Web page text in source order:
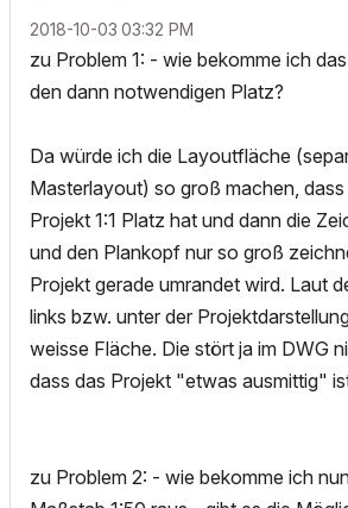
‎2018-10-03 03:32 PM
zu Problem 1: - wie bekomme ich
den dann notwendigen Platz?
Da würde ich die Layoutfläche
Masterlayout) so groß machen,
Projekt 1:1 Platz hat und dann die
und den Plankopf nur so groß
Projekt gerade umrandet wird. Laut
links bzw. unter der
weisse Fläche. Die stört ja im DWG
dass das Projekt "etwas ausmittig"
zu Problem 2: - wie bekomme ich